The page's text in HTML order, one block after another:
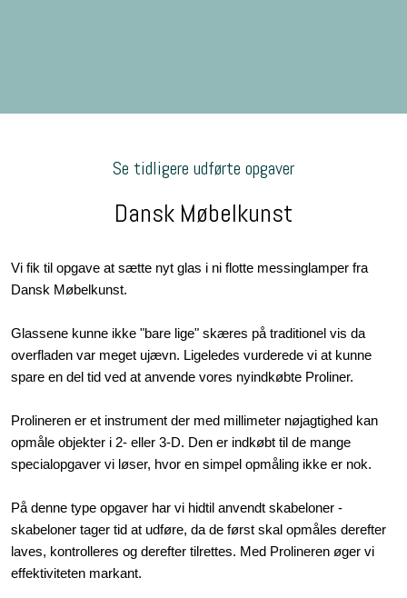
Se tidligere udførte opgaver
Dansk Møbelkunst
​Vi fik til opgave at sætte nyt glas i ni flotte messinglamper fra
Dansk Møbelkunst.
Glassene kunne ikke "bare lige" skæres på traditionel vis da
overfladen var meget ujævn. Ligeledes vurderede vi at kunne
spare en del tid ved at anvende vores nyindkøbte Proliner.​​
​Prolineren er et instrument der med millimeter nøjagtighed kan
opmåle objekter i 2- eller 3-D. Den er indkøbt til de mange
specialopgaver vi løser, hvor en simpel opmåling ikke er nok.
På denne type opgaver har vi hidtil anvendt skabeloner -
skabeloner tager tid at udføre, da de først skal opmåles derefter
laves, kontrolleres og derefter tilrettes. Med Prolineren øger vi
effektiviteten markant.